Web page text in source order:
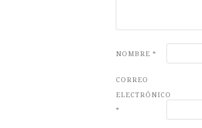
NOMBRE *
CORREO
ELECTRÓNICO
*